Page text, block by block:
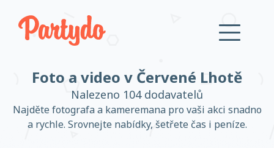
Přihlásit se
Založit účet
Foto a video v Červené Lhotě
Nalezeno 104 dodavatelů
Najděte fotografa a kameremana pro vaši akci snadno
a rychle. Srovnejte nabídky, šetřete čas i peníze.